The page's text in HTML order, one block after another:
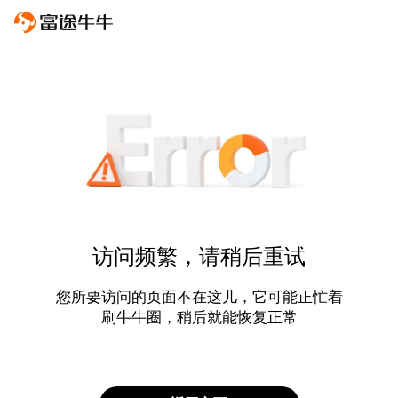
访问频繁，请稍后重试
您所要访问的页面不在这儿，它可能正忙着
刷牛牛圈，稍后就能恢复正常